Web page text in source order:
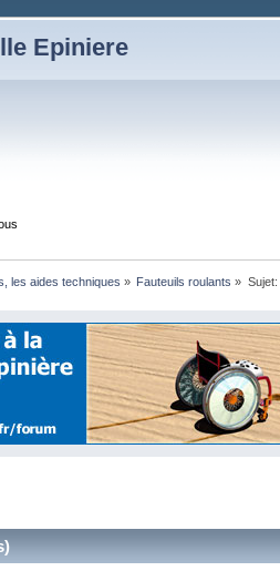
Epiniere
les aides techniques » Fauteuils roulants » Sujet: